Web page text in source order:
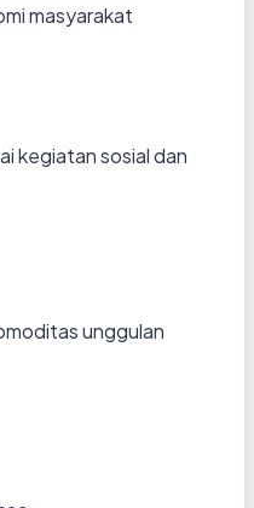
masyarakat
kegiatan sosial dan
unggulan